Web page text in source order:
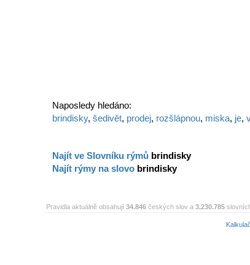
Naposledy hledáno:
brindisky, šedivět, prodej, rozšlápnou, miska, je,
Najít ve Slovníku rýmů brindisky
Najít rýmy na slovo brindisky
Pravidla aktuálně obsahují 34.846 českých slov a 3.230.785